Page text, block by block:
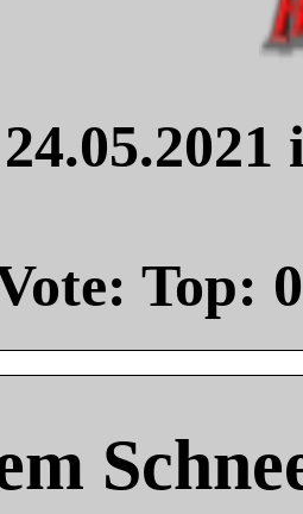
Top: 0